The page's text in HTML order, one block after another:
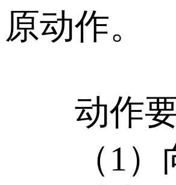
原动作。
动作要
（1）